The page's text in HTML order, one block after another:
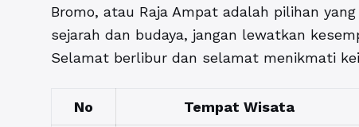
Bromo, atau Raja Ampat adalah pilihan
sejarah dan budaya, jangan lewatkan
Selamat berlibur dan selamat menikmati
No Tempat Wisata